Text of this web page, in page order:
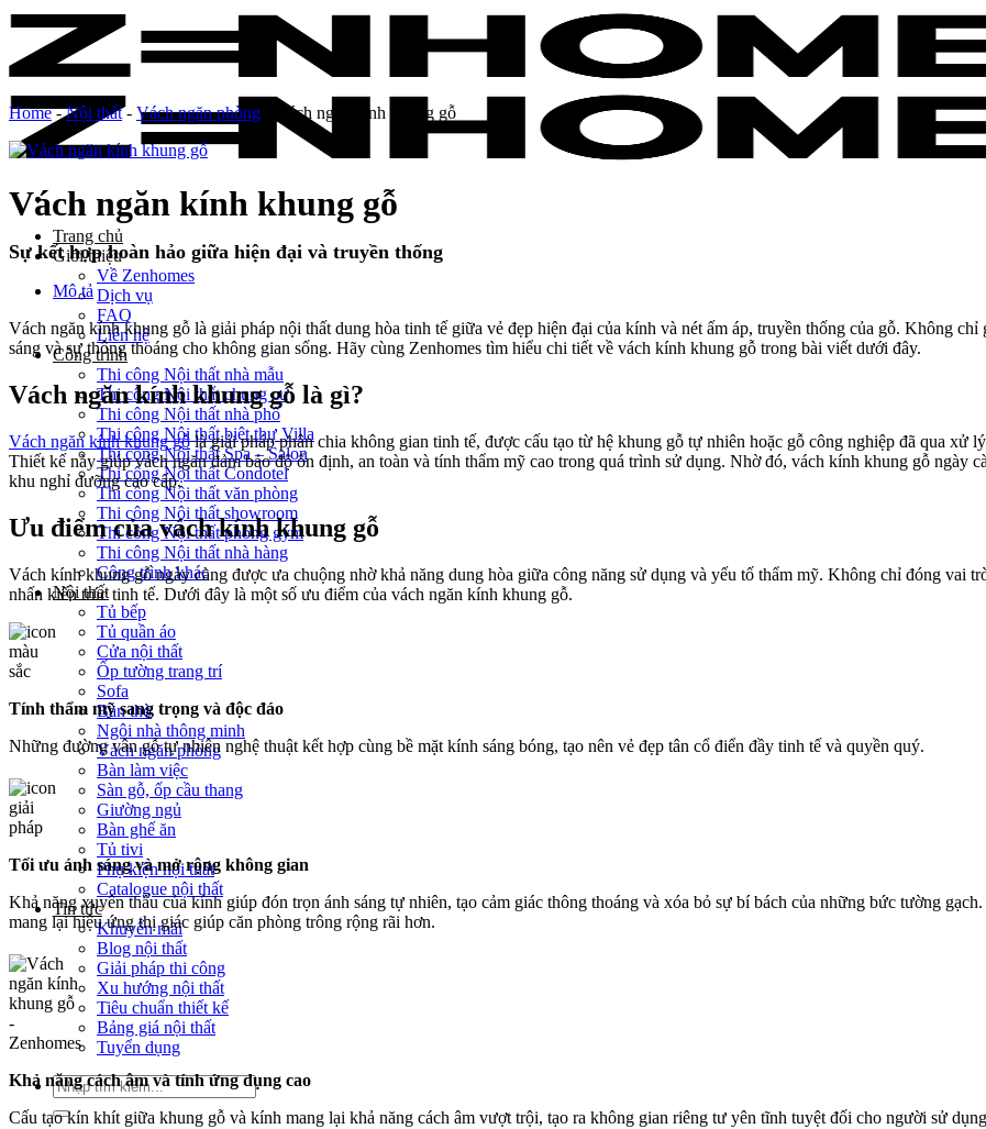
Skip
content
Trang chủ
Giới thiệu
Về Zenhomes
Dịch vụ
FAQ
Liên hệ
Công trình
Thi công Nội thất nhà mẫu
Thi công Nội thất chung cư
Thi công Nội thất nhà phố
Thi công Nội thất biệt thự Villa
Thi công Nội thất Spa – Salon
Thi công Nội thất Condotel
Thi công Nội thất văn phòng
Thi công Nội thất showroom
Thi công Nội thất phòng gym
Thi công Nội thất nhà hàng
Công trình khác
Nội thất
Tủ bếp
Tủ quần áo
Cửa nội thất
Ốp tường trang trí
Sofa
Bàn thờ
Ngôi nhà thông minh
Vách ngăn phòng
Bàn làm việc
Sàn gỗ, ốp cầu thang
Giường ngủ
Bàn ghế ăn
Tủ tivi
Phụ kiện nội thất
Catalogue nội thất
Tin tức
Khuyến mãi
Blog nội thất
Giải pháp thi công
Xu hướng nội thất
Tiêu chuẩn thiết kế
Bảng giá nội thất
Tuyển dụng
Tìm
kiếm:
Home-Nội thất- Vách ngăn phòng Vách ngăn kính khung gỗ
Vách ngăn kính khung gỗ
Sự kết hợp hoàn hảo giữa hiện đại và truyền thống
Mô tả
Vách ngăn kính khung gỗ là giải pháp nội thất dung hòa tinh tế giữa vẻ đẹp hiện đại của kính và nét ấm áp, truyền thống của gỗ. Không
sáng và sự thông thoáng cho không gian sống. Hãy cùng Zenhomes tìm hiểu chi tiết về vách kính khung gỗ trong bài viết dưới đây.
Vách ngăn kính khung gỗ là gì?
Vách ngăn kính khung gỗlà giải pháp phân chia không gian tinh tế, được cấu tạo từ hệ khung gỗ tự nhiên hoặc gỗ công nghiệp đã qua xử
Thiết kế này giúp vách ngăn đảm bảo độ ổn định, an toàn và tính thẩm mỹ cao trong quá trình sử dụng. Nhờ đó, vách kính khung gỗ ngày
khu nghỉ dưỡng cao cấp.
Ưu điểm của vách kính khung gỗ
Vách kính khung gỗ ngày càng được ưa chuộng nhờ khả năng dung hòa giữa công năng sử dụng và yếu tố thẩm mỹ. Không chỉ đóng vai
nhấn kiến trúc tinh tế. Dưới đây là một số ưu điểm của vách ngăn kính khung gỗ.
Tính thẩm mỹ sang trọng và độc đáo
Những đường vân gỗ tự nhiên nghệ thuật kết hợp cùng bề mặt kính sáng bóng, tạo nên vẻ đẹp tân cổ điển đầy tinh tế và quyền quý.
Tối ưu ánh sáng và mở rộng không gian
Khả năng xuyên thấu của kính giúp đón trọn ánh sáng tự nhiên, tạo cảm giác thông thoáng và xóa bỏ sự bí bách của những bức tường
mang lại hiệu ứng thị giác giúp căn phòng trông rộng rãi hơn.
Khả năng cách âm và tính ứng dụng cao
Cấu tạo kín khít giữa khung gỗ và kính mang lại khả năng cách âm vượt trội, tạo ra không gian riêng tư yên tĩnh tuyệt đối cho người sử